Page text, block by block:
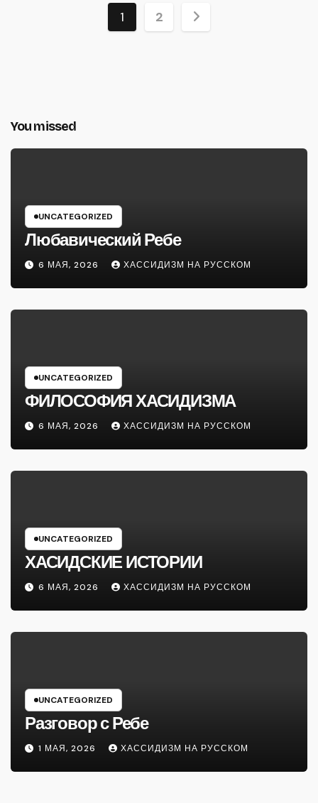
Пагинация
1 2
You missed
UNCATEGORIZED
Любавический Ребе
6 МАЯ, 2026 ХАССИДИЗМ НА РУССКОМ
UNCATEGORIZED
ФИЛОСОФИЯ ХАСИДИЗМА
6 МАЯ, 2026 ХАССИДИЗМ НА РУССКОМ
UNCATEGORIZED
ХАСИДСКИЕ ИСТОРИИ
6 МАЯ, 2026 ХАССИДИЗМ НА РУССКОМ
UNCATEGORIZED
Разговор с Ребе
1 МАЯ, 2026 ХАССИДИЗМ НА РУССКОМ